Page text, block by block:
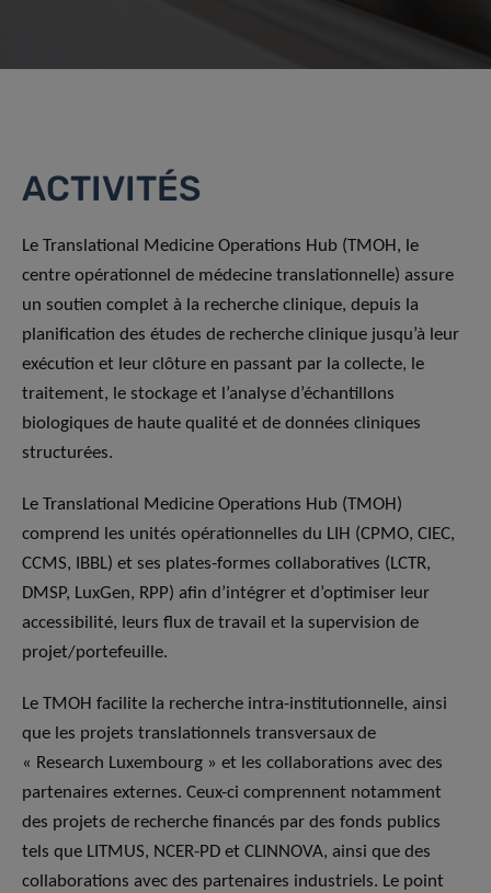
ACTIVITÉS
Le Translational Medicine Operations Hub (TMOH, le
centre opérationnel de médecine translationnelle) assure
un soutien complet à la recherche clinique, depuis la
planification des études de recherche clinique jusqu’à leur
exécution et leur clôture en passant par la collecte, le
traitement, le stockage et l’analyse d’échantillons
biologiques de haute qualité et de données cliniques
structurées.
Le Translational Medicine Operations Hub (TMOH)
comprend les unités opérationnelles du LIH (CPMO, CIEC,
CCMS, IBBL) et ses plates-formes collaboratives (LCTR,
DMSP, LuxGen, RPP) afin d’intégrer et d’optimiser leur
accessibilité, leurs flux de travail et la supervision de
projet/portefeuille.
Le TMOH facilite la recherche intra-institutionnelle, ainsi
que les projets translationnels transversaux de
« Research Luxembourg » et les collaborations avec des
partenaires externes. Ceux-ci comprennent notamment
des projets de recherche financés par des fonds publics
tels que LITMUS, NCER-PD et CLINNOVA, ainsi que des
collaborations avec des partenaires industriels. Le point